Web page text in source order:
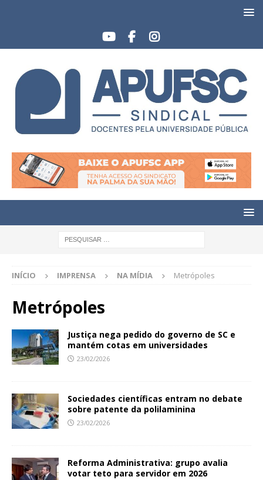
INÍCIO IMPRENSA NA MÍDIA Metrópoles
Metrópoles
Justiça nega pedido do governo de SC e
mantém cotas em universidades
23/02/2026
Sociedades científicas entram no debate
sobre patente da polilaminina
23/02/2026
Reforma Administrativa: grupo avalia
votar teto para servidor em 2026